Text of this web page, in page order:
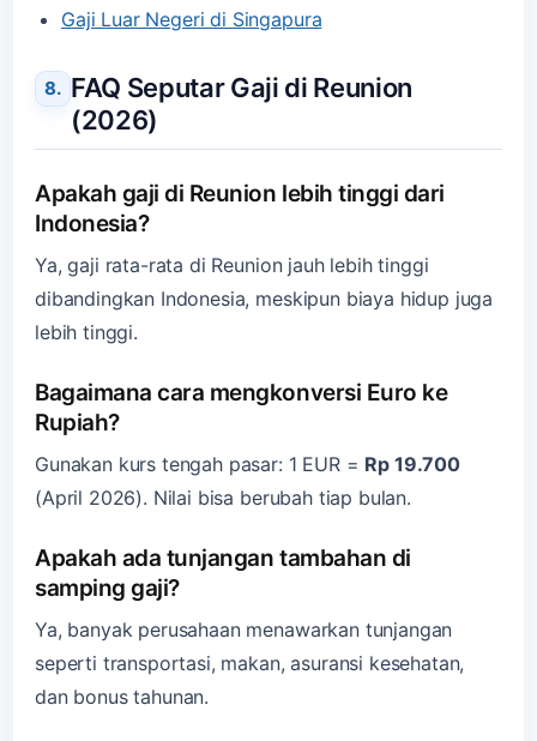
Gaji Luar Negeri di Singapura
FAQ Seputar Gaji di Reunion
(2026)
Apakah gaji di Reunion lebih tinggi dari
Indonesia?
Ya, gaji rata-rata di Reunion jauh lebih tinggi
dibandingkan Indonesia, meskipun biaya hidup juga
lebih tinggi.
Bagaimana cara mengkonversi Euro ke
Rupiah?
Gunakan kurs tengah pasar: 1 EUR = Rp 19.700
(April 2026). Nilai bisa berubah tiap bulan.
Apakah ada tunjangan tambahan di
samping gaji?
Ya, banyak perusahaan menawarkan tunjangan
seperti transportasi, makan, asuransi kesehatan,
dan bonus tahunan.